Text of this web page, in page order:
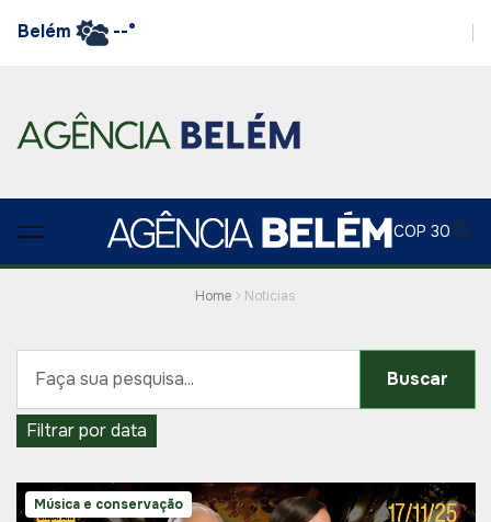
Belém --°
COP 30
Home Noticias
Buscar
Filtrar por data
Música e conservação